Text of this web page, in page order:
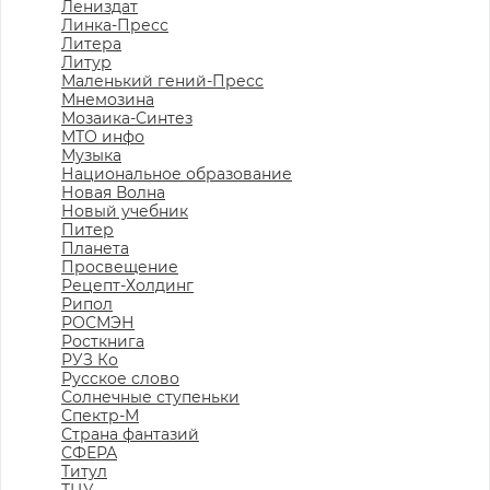
Лениздат
Линка-Пресс
Литера
Литур
Маленький гений-Пресс
Мнемозина
Мозаика-Синтез
МТО инфо
Музыка
Национальное образование
Новая Волна
Новый учебник
Питер
Планета
Просвещение
Рецепт-Холдинг
Рипол
РОСМЭН
Росткнига
РУЗ Ко
Русское слово
Солнечные ступеньки
Спектр-М
Страна фантазий
СФЕРА
Титул